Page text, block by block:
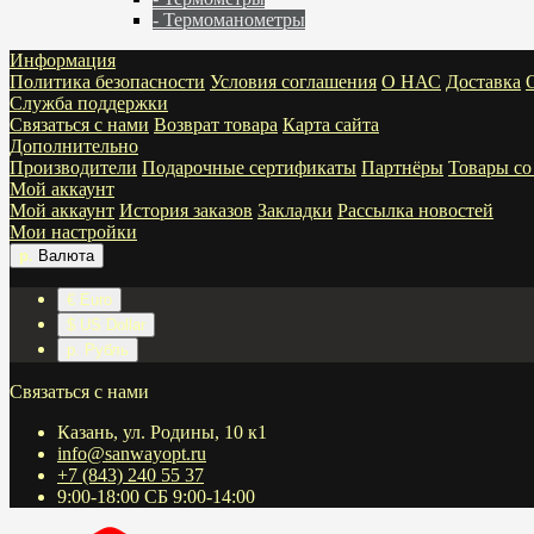
- Термоманометры
Информация
Политика безопасности Условия соглашения О НАС Доставка
Служба поддержки
Связаться с нами Возврат товара Карта сайта
Дополнительно
Производители Подарочные сертификаты Партнёры Товары
Мой аккаунт
Мой аккаунт История заказов Закладки Рассылка новостей
Мои настройки
р. Валюта
€ Euro
$ US Dollar
р. Рубль
Связаться с нами
Казань, ул. Родины, 10 к1
info@sanwayopt.ru
+7 (843) 240 55 37
9:00-18:00 СБ 9:00-14:00